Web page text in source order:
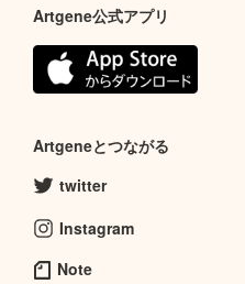
Artgene公式アプリ
Artgeneとつながる
twitter
Instagram
Note